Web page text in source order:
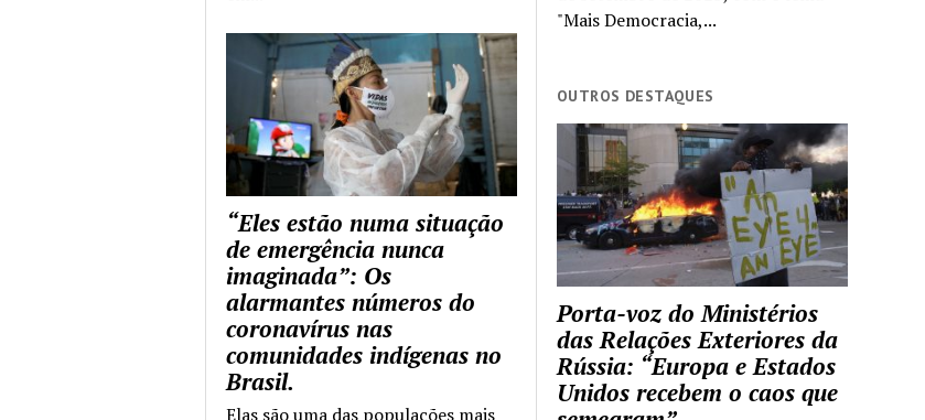
"Mais Democracia,...
OUTROS DESTAQUES
Porta-voz do Ministérios
das Relações Exteriores da
Rússia: “Europa e Estados
Unidos recebem o caos que
“Eles estão numa situação
de emergência nunca
imaginada”: Os
alarmantes números do
coronavírus nas
comunidades indígenas no
Brasil.
Elas são uma das populações mais